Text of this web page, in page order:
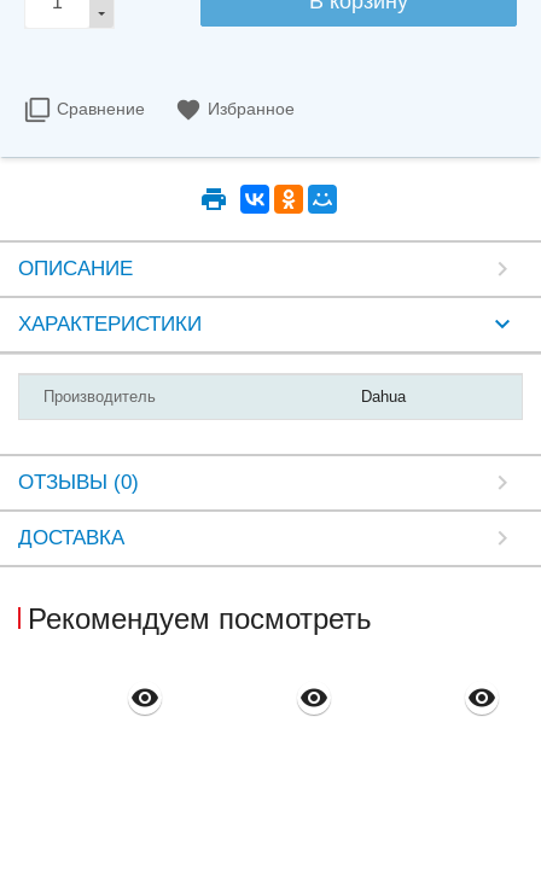
Сравнение Избранное
ОПИСАНИЕ
ХАРАКТЕРИСТИКИ
Производитель Dahua
ОТЗЫВЫ (0)
ДОСТАВКА
Рекомендуем посмотреть